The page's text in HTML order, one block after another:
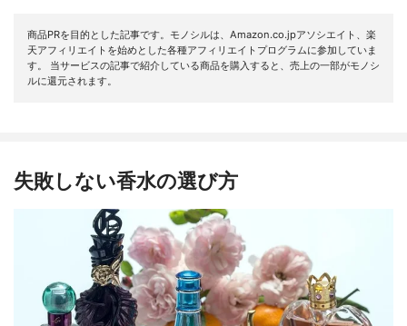
商品PRを目的とした記事です。モノシルは、Amazon.co.jpアソシエイト、楽
天アフィリエイトを始めとした各種アフィリエイトプログラムに参加していま
す。 当サービスの記事で紹介している商品を購入すると、売上の一部がモノシ
ルに還元されます。
失敗しない香水の選び方